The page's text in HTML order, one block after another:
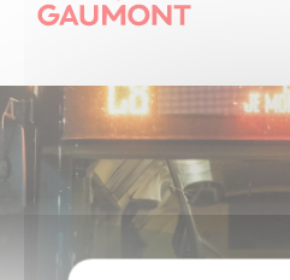
Page d'accueil